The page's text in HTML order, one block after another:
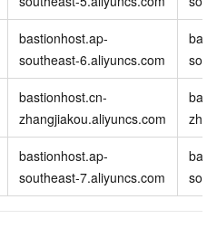
bastionhost.ap-
southeast-6.aliyuncs.com
bastionhost.cn-
zhangjiakou.aliyuncs.com
bastionhost.ap-
southeast-7.aliyuncs.com